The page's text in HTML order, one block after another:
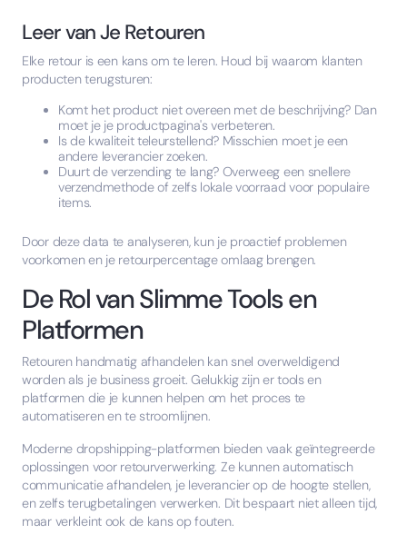
Leer van Je Retouren
Elke retour is een kans om te leren. Houd bij waarom klanten
producten terugsturen:
Komt het product niet overeen met de beschrijving? Dan
moet je je productpagina's verbeteren.
Is de kwaliteit teleurstellend? Misschien moet je een
andere leverancier zoeken.
Duurt de verzending te lang? Overweeg een snellere
verzendmethode of zelfs lokale voorraad voor populaire
items.
Door deze data te analyseren, kun je proactief problemen
voorkomen en je retourpercentage omlaag brengen.
De Rol van Slimme Tools en
Platformen
Retouren handmatig afhandelen kan snel overweldigend
worden als je business groeit. Gelukkig zijn er tools en
platformen die je kunnen helpen om het proces te
automatiseren en te stroomlijnen.
Moderne dropshipping-platformen bieden vaak geïntegreerde
oplossingen voor retourverwerking. Ze kunnen automatisch
communicatie afhandelen, je leverancier op de hoogte stellen,
en zelfs terugbetalingen verwerken. Dit bespaart niet alleen tijd,
maar verkleint ook de kans op fouten.